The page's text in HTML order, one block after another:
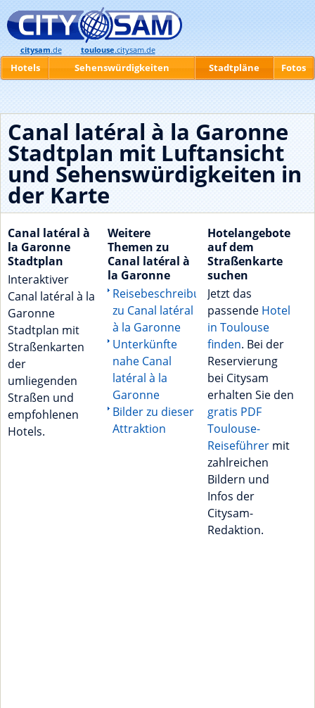
Canal latéral à la Garonne
Stadtplan mit Luftansicht
und Sehenswürdigkeiten in
der Karte
Canal latéral à
la Garonne
Stadtplan
Interaktiver
Canal latéral à la
Garonne
Stadtplan mit
Straßenkarten
der
umliegenden
Straßen und
empfohlenen
Hotels.
Weitere
Themen zu
Canal latéral à
la Garonne
Reisebeschreibungen
zu Canal latéral
à la Garonne
Unterkünfte
nahe Canal
latéral à la
Garonne
Bilder zu dieser
Attraktion
Hotelangebote
auf dem
Straßenkarte
suchen
Jetzt das
passende Hotel
in Toulouse
finden. Bei der
Reservierung
bei Citysam
erhalten Sie den
gratis PDF
Toulouse-
Reiseführermit
zahlreichen
Bildern und
Infos der
Citysam-
Redaktion.
citysam.de toulouse.citysam.de
Hotels Sehenswürdigkeiten Stadtpläne Fotos